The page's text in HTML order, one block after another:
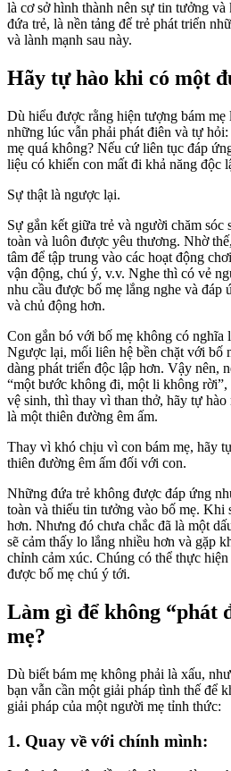
là cơ sở hình thành nên sự tin tưởng và
đứa trẻ, là nền tảng để trẻ phát triển
và lành mạnh sau này.
Hãy tự hào khi có một
Dù hiểu được rằng hiện tượng bám mẹ
những lúc vẫn phải phát điên và tự
mẹ quá không? Nếu cứ liên tục đáp
liệu có khiến con mất đi khả năng độc
Sự thật là ngược lại.
Sự gắn kết giữa trẻ và người chăm sóc
toàn và luôn được yêu thương. Nhờ
tâm để tập trung vào các hoạt động
vận động, chú ý, v.v. Nghe thì có vẻ
nhu cầu được bố mẹ lắng nghe và đáp
và chủ động hơn.
Con gắn bó với bố mẹ không có nghĩa
Ngược lại, mối liên hệ bền chặt với bố
dàng phát triển độc lập hơn. Vậy nên,
“một bước không đi, một li không
vệ sinh, thì thay vì than thở, hãy tự
là một thiên đường êm ấm.
Thay vì khó chịu vì con bám mẹ, hãy
thiên đường êm ấm đối với con.
Những đứa trẻ không được đáp ứng
toàn và thiếu tin tưởng vào bố mẹ. Khi
hơn. Nhưng đó chưa chắc đã là một
sẽ cảm thấy lo lắng nhiều hơn và gặp
chỉnh cảm xúc. Chúng có thể thực
được bố mẹ chú ý tới.
Làm gì để không “phát
mẹ?
Dù biết bám mẹ không phải là xấu,
bạn vẫn cần một giải pháp tình thế để
giải pháp của một người mẹ tỉnh thức:
1. Quay về với chính mình: